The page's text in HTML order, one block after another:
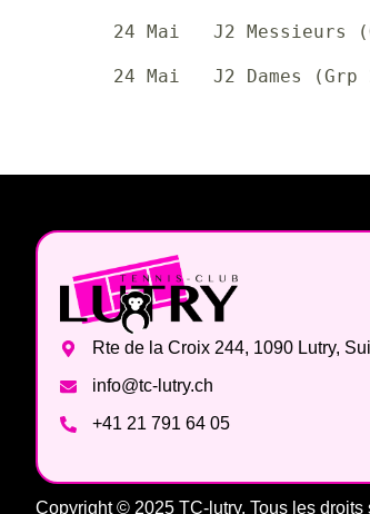
24 Mai   J2
24 Mai   J2
Rte de la Croix 244, 1090 Lutry,
info@tc-lutry.ch
+41 21 791 64 05
Copyright © 2025 TC-lutry. Tous les droits